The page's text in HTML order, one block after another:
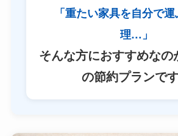
「重たい家具を自分で
理…」
そんな方におすすめなの
の節約プランです